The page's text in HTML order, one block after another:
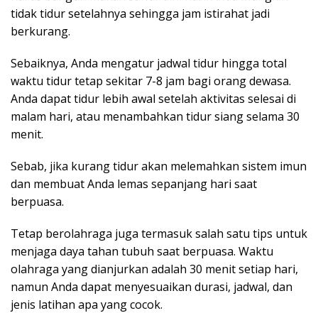
tidak tidur setelahnya sehingga jam istirahat jadi
berkurang.
Sebaiknya, Anda mengatur jadwal tidur hingga total
waktu tidur tetap sekitar 7-8 jam bagi orang dewasa.
Anda dapat tidur lebih awal setelah aktivitas selesai di
malam hari, atau menambahkan tidur siang selama 30
menit.
Sebab, jika kurang tidur akan melemahkan sistem imun
dan membuat Anda lemas sepanjang hari saat
berpuasa.
Tetap berolahraga juga termasuk salah satu tips untuk
menjaga daya tahan tubuh saat berpuasa. Waktu
olahraga yang dianjurkan adalah 30 menit setiap hari,
namun Anda dapat menyesuaikan durasi, jadwal, dan
jenis latihan apa yang cocok.